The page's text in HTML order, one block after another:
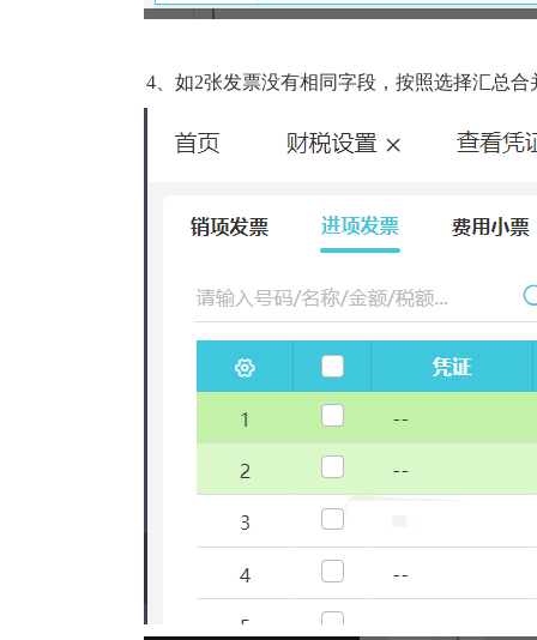
4、 如2张发票没有相同字段，按照选择汇总